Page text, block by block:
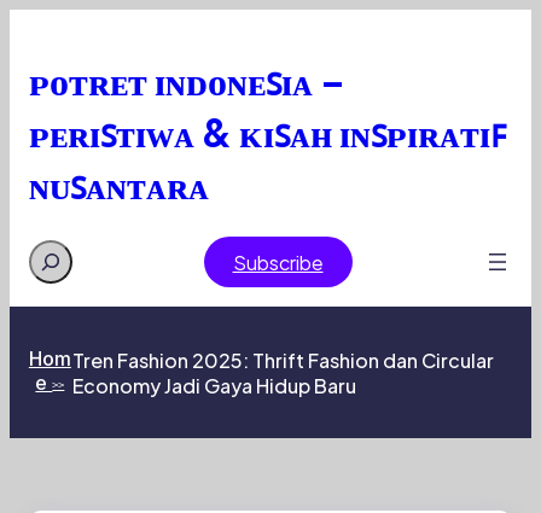
ᴘᴏᴛʀᴇᴛ ɪɴᴅᴏɴᴇꜱɪᴀ –
ᴘᴇʀɪꜱᴛɪᴡᴀ & ᴋɪꜱᴀʜ ɪɴꜱᴘɪʀᴀᴛɪꜰ
ɴᴜꜱᴀɴᴛᴀʀᴀ
Search Subscribe
Hom
e>>
Tren Fashion 2025: Thrift Fashion dan Circular
Economy Jadi Gaya Hidup Baru